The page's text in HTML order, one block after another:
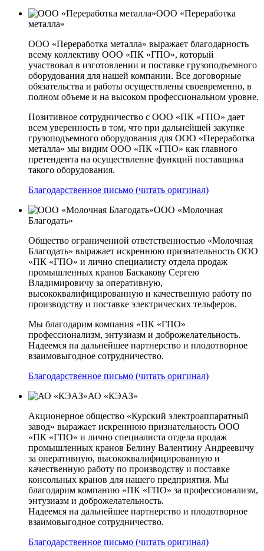
ООО «Переработка
металла»
ООО «Переработка металла» выражает благодарность
всему коллективу ООО «ПК «ГПО», который
участвовал в изготовлении и поставке грузоподъемного
оборудования для нашей компании. Все договорные
обязательства и работы осуществлены своевременно, в
полном объеме и на высоком профессиональном уровне.
Позитивное сотрудничество с ООО «ПК «ГПО» дает
всем уверенность в том, что при дальнейшей закупке
грузоподъемного оборудования для ООО «Переработка
металла» мы видим ООО «ПК «ГПО» как главного
претендента на осуществление функций поставщика
такого оборудования.
Благодарственное письмо (читать оригинал)
ООО «Молочная
Благодать»
Общество ограниченной ответственностью «Молочная
Благодать» выражает искреннюю признательность ООО
«ПК «ГПО» и лично специалисту отдела продаж
промышленных кранов Баскакову Сергею
Владимировичу за оперативную,
высококвалифицированную и качественную работу по
производству и поставке электрических тельферов.
Мы благодарим компания «ПК «ГПО»
профессионализм, энтузиазм и доброжелательность.
Надеемся па дальнейшее партнерство и плодотворное
взаимовыгодное сотрудничество.
Благодарственное письмо (читать оригинал)
АО «КЭАЗ»
Акционерное общество «Курский электроаппаратный
завод» выражает искреннюю признательность ООО
«ПК «ГПО» и лично специалиста отдела продаж
промышленных кранов Белину Валентину Андреевичу
за оперативную, высококвалифицированную и
качественную работу по производству и поставке
консольных кранов для нашего предприятия. Мы
благодарим компанию «ПК «ГПО» за профессионализм,
энтузиазм и доброжелательность.
Надеемся на дальнейшее партнерство и плодотворное
взаимовыгодное сотрудничество.
Благодарственное письмо (читать оригинал)